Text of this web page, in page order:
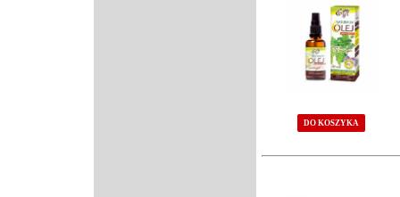
DO KOSZYKA